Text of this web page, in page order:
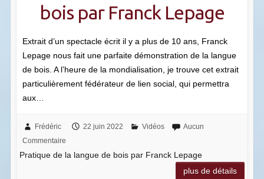
bois par Franck Lepage
Extrait d’un spectacle écrit il y a plus de 10 ans, Franck
Lepage nous fait une parfaite démonstration de la langue
de bois. A l’heure de la mondialisation, je trouve cet extrait
particulièrement fédérateur de lien social, qui permettra
aux…
Frédéric 22 juin 2022 Vidéos
Aucun
Commentaire
Pratique de la langue de bois par Franck Lepage
plus de détails